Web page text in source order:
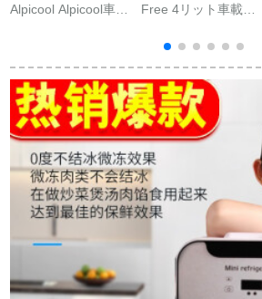
Alpicool Alpicool車載
凍ミニ冷蔵庫30 L便
利レバ箱到着-20レバ
30 L両用+コプリサー
冷凍倉庫
Free 4リット車載冷
蔵庫4 L車家兼用小型
寮家庭用冷蔵庫4リッ
トカート用